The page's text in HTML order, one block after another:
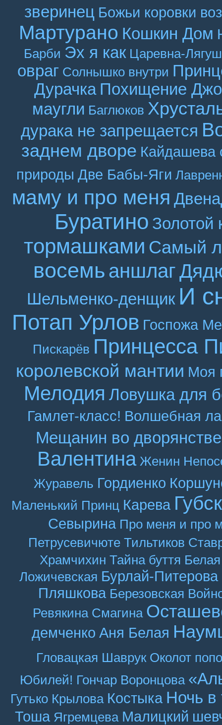
зверинец Божьи коровки
Мартурано Кошкин Дом
Барби Эх я как Царевна-
овраг Солнышко внутри
Дурачка Похищение
маугли Баглюков
дурака не запрещается
заднем дворе Кайдашева
природы Две Бабы-Яги
маму и про меня
Буратино Золотой
тормашками Самый
восемьаншлаг
Шельменко-денщик И
Потап Урлов Госпожа
Пискарёв Принцесса
королевской мантии Моя
Мелодия Ловушка для
Гамлет-класс! Волшебная
Мещанин во дворянстве
Валентина Женин
Журавель Гордиенко
Маленький Принц Карева
Севырина Про меня и про
Петрусевичюте Тильтиков
Храмчихин Тайна буття
Ложичевская Бурлай-Питерова
Пляшкова Березовская
Ревякина Смагина
демченко Аня Белая
Гловацкая Шаврук Околот
Юбилей! Гончар Воронцова
Гутько Крылова Костыка Ночь в
Тоша Ягремцева Малицкий